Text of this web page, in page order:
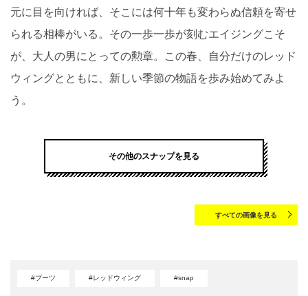
元に目を向ければ、そこには何十年も変わらぬ信頼を寄せ
られる相棒がいる。その一歩一歩が刻むエイジングこそ
が、大人の男にとっての勲章。この春、自分だけのレッド
ウィングとともに、新しい季節の物語を歩み始めてみよ
う。
その他のスナップを見る
すべての画像を見る
#ブーツ #レッドウィング #snap